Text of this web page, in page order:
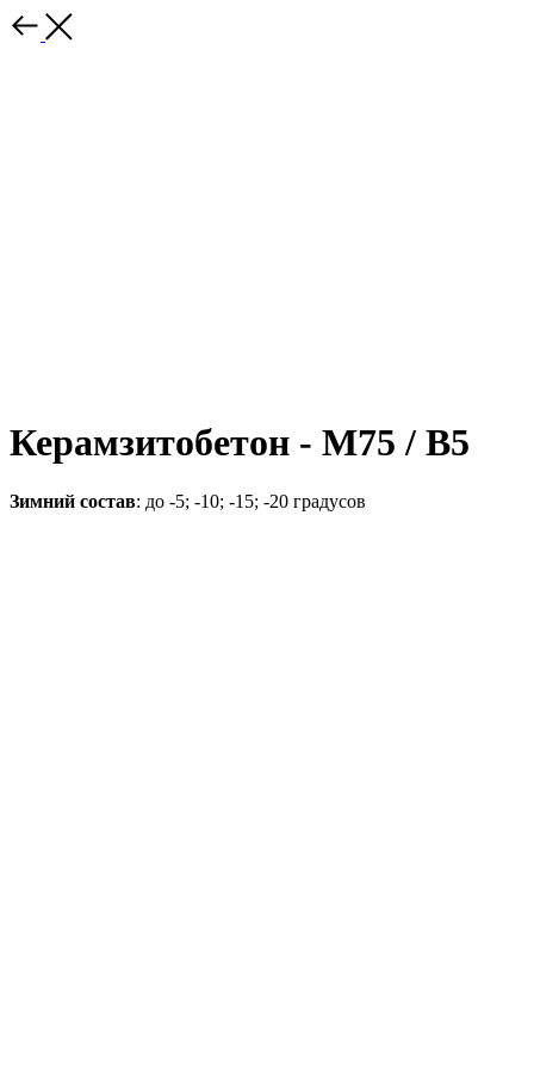
Керамзитобетон - М75 / B5
Зимний состав: до -5; -10; -15; -20 градусов